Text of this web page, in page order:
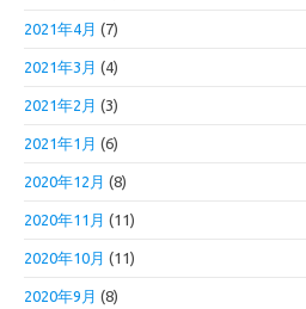
2021年4月 (7)
2021年3月 (4)
2021年2月 (3)
2021年1月 (6)
2020年12月 (8)
2020年11月 (11)
2020年10月 (11)
2020年9月 (8)